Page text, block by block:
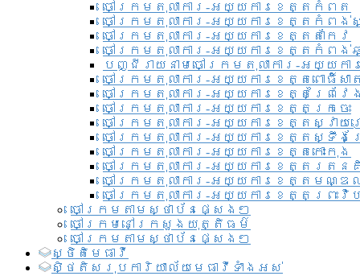
ចៅក្រមតុលាការ-អយ្យការខេត្តកំពត
ចៅក្រមតុលាការ-អយ្យការខេត្តកំពង់
ចៅក្រមតុលាការ-អយ្យការខេត្តតាកែវ
ចៅក្រមតុលាការ-អយ្យការខេត្តកំពង់
បញ្ជីរាយនាមចៅក្រមតុលាការ-អយ្យក
ចៅក្រមតុលាការ-អយ្យការខេត្តពោធិ៍សា
ចៅក្រមតុលាការ-អយ្យការខេត្តព្រៃវែ
ចៅក្រមតុលាការ-អយ្យការខេត្តក្រចេះ
ចៅក្រមតុលាការ-អយ្យការខេត្តស្វាយ
ចៅក្រមតុលាការ-អយ្យការខេត្តស្ទឹង
ចៅក្រមតុលាការ-អយ្យការខេត្តកោះកុង
ចៅក្រមតុលាការ-អយ្យការខេត្តរតន
ចៅក្រមតុលាការ-អយ្យការខេត្តមណ្
ចៅក្រមតុលាការ-អយ្យការខេត្តព្រះវិហ
ចៅក្រមតាមស្ថាប័នផ្សេងៗ
ចៅក្រមនៅក្រសួងយុត្តិធម៌
ចៅក្រមតាមស្ថាប័នផ្សេងៗ
ស្ថិតិមេធាវី
សិ្ថតិសរុបការិយាល័យមេធាវីទាំងអស់​